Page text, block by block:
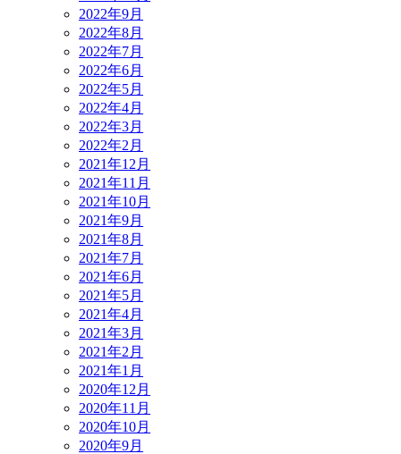
2022年9月
2022年8月
2022年7月
2022年6月
2022年5月
2022年4月
2022年3月
2022年2月
2021年12月
2021年11月
2021年10月
2021年9月
2021年8月
2021年7月
2021年6月
2021年5月
2021年4月
2021年3月
2021年2月
2021年1月
2020年12月
2020年11月
2020年10月
2020年9月